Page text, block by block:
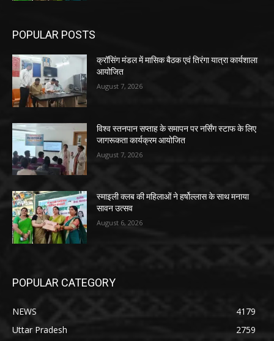
POPULAR POSTS
क्रॉसिंग मंडल में मासिक बैठक एवं तिरंगा यात्रा कार्यशाला
आयोजित
August 7, 2026
विश्व स्तनपान सप्ताह के समापन पर नर्सिंग स्टाफ के लिए
जागरूकता कार्यक्रम आयोजित
August 7, 2026
स्माइली क्लब की महिलाओं ने हर्षोल्लास के साथ मनाया
सावन उत्सव
August 6, 2026
POPULAR CATEGORY
NEWS
4179
Uttar Pradesh
2759